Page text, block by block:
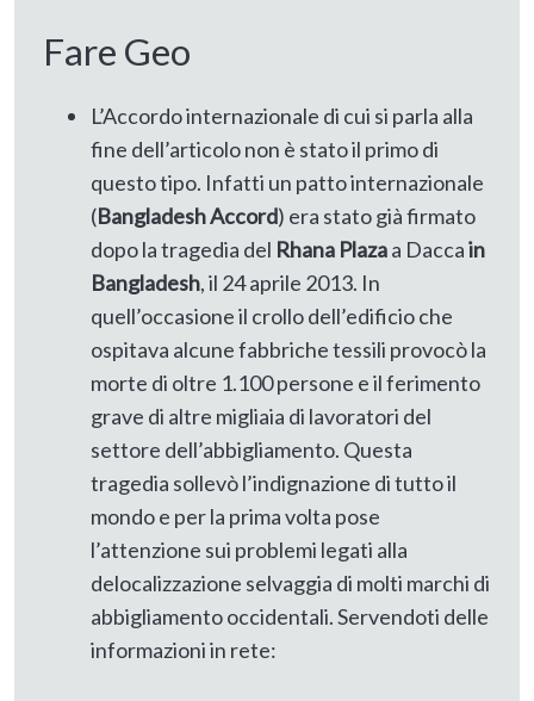
Fare Geo
L’Accordo internazionale di cui si parla alla
fine dell’articolo non è stato il primo di
questo tipo. Infatti un patto internazionale
(Bangladesh Accord) era stato già firmato
dopo la tragedia del Rhana Plazaa Daccain
Bangladesh, il 24 aprile 2013. In
quell’occasione il crollo dell’edificio che
ospitava alcune fabbriche tessili provocò la
morte di oltre 1.100 persone e il ferimento
grave di altre migliaia di lavoratori del
settore dell’abbigliamento. Questa
tragedia sollevò l’indignazione di tutto il
mondo e per la prima volta pose
l’attenzione sui problemi legati alla
delocalizzazione selvaggia di molti marchi di
abbigliamento occidentali. Servendoti delle
informazioni in rete: